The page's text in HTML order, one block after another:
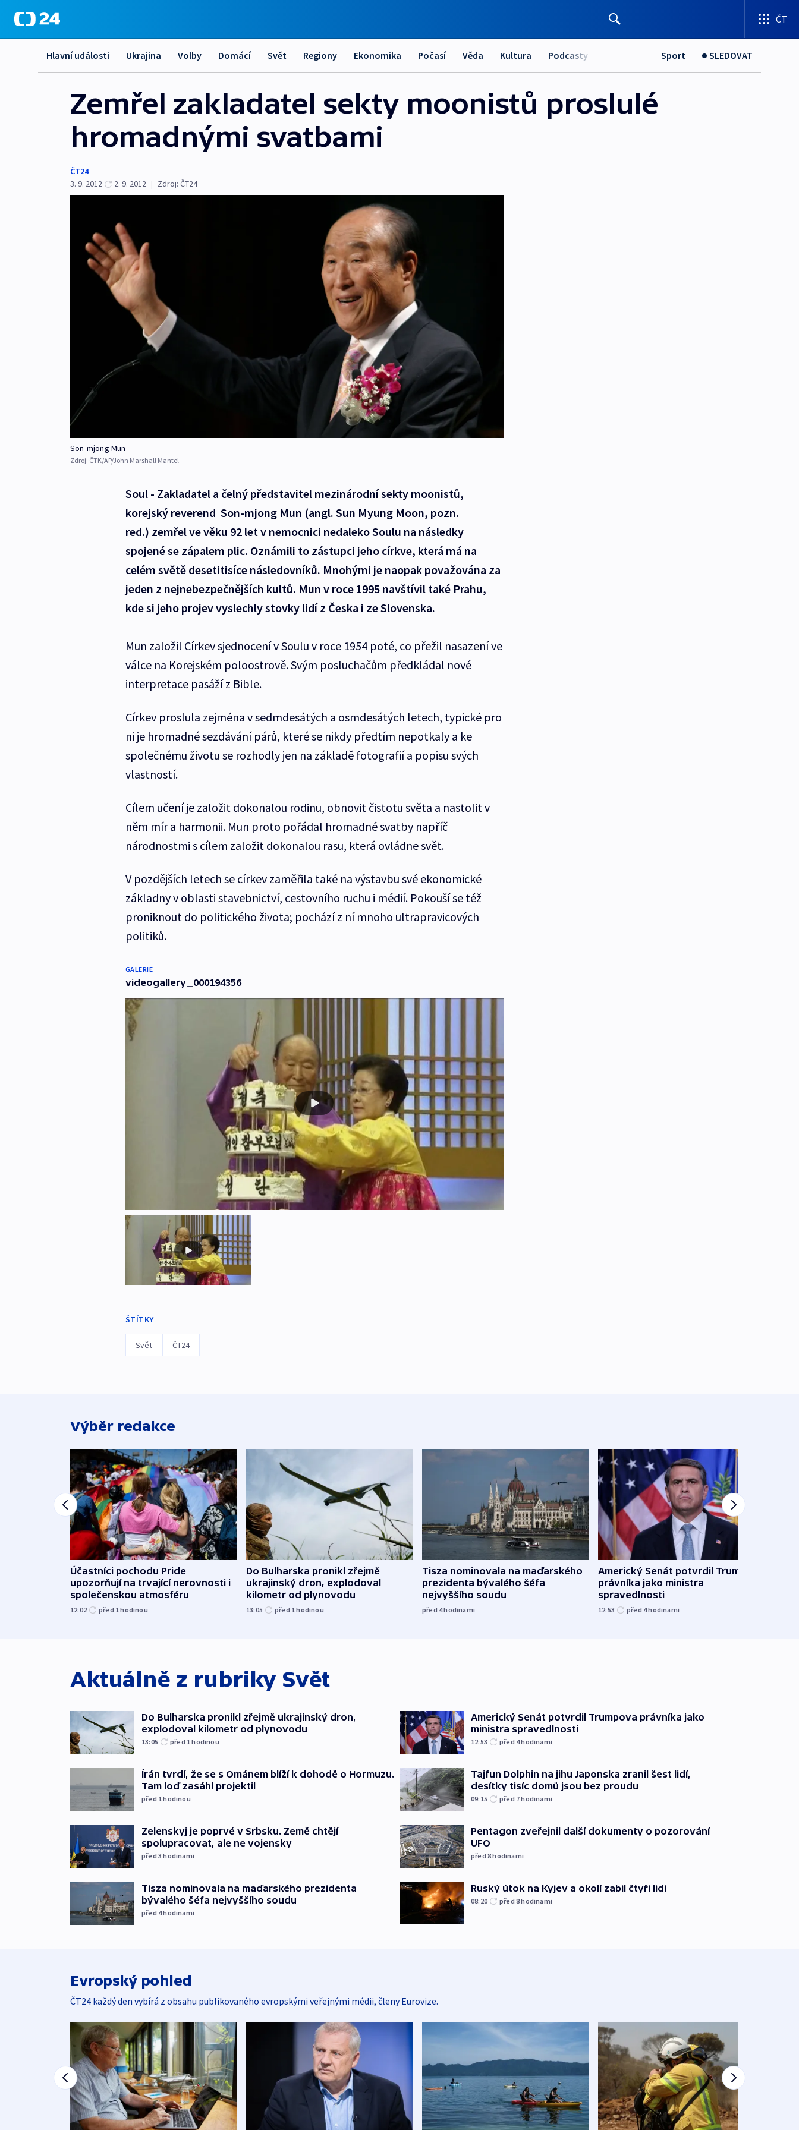
ČT
Hlavní události Ukrajina Volby Domácí Svět Regiony Ekonomika Počasí Věda Kultura Podcasty Sport SLEDOVAT
Zemřel zakladatel sekty moonistů proslulé
hromadnými svatbami
ČT24
3. 9. 2012
2. 9. 2012 | Zdroj: ČT24
Son-mjong Mun
Zdroj: ČTK/AP/John Marshall Mantel
Soul - Zakladatel a čelný představitel mezinárodní sekty moonistů,
korejský reverend Son-mjong Mun (angl. Sun Myung Moon, pozn.
red.) zemřel ve věku 92 let v nemocnici nedaleko Soulu na následky
spojené se zápalem plic. Oznámili to zástupci jeho církve, která má na
celém světě desetitisíce následovníků. Mnohými je naopak považována za
jeden z nejnebezpečnějších kultů. Mun v roce 1995 navštívil také Prahu,
kde si jeho projev vyslechly stovky lidí z Česka i ze Slovenska.
Mun založil Církev sjednocení v Soulu v roce 1954 poté, co přežil nasazení ve
válce na Korejském poloostrově. Svým posluchačům předkládal nové
interpretace pasáží z Bible.
Církev proslula zejména v sedmdesátých a osmdesátých letech, typické pro
ni je hromadné sezdávání párů, které se nikdy předtím nepotkaly a ke
společnému životu se rozhodly jen na základě fotografií a popisu svých
vlastností.
Cílem učení je založit dokonalou rodinu, obnovit čistotu světa a nastolit v
něm mír a harmonii. Mun proto pořádal hromadné svatby napříč
národnostmi s cílem založit dokonalou rasu, která ovládne svět.
V pozdějších letech se církev zaměřila také na výstavbu své ekonomické
základny v oblasti stavebnictví, cestovního ruchu i médií. Pokouší se též
proniknout do politického života; pochází z ní mnoho ultrapravicových
politiků.
GALERIE
videogallery_000194356
ŠTÍTKY
Svět ČT24
Výběr redakce
Účastníci pochodu Pride
upozorňují na trvající nerovnosti i
společenskou atmosféru
12:02 před 1hodinou
Do Bulharska pronikl zřejmě
ukrajinský dron, explodoval
kilometr od plynovodu
13:05 před 1hodinou
Tisza nominovala na maďarského
prezidenta bývalého šéfa
nejvyššího soudu
před 4hodinami
Americký Senát potvrdil Trumpova
právníka jako ministra
spravedlnosti
12:53 před 4hodinami
Aktuálně z rubriky Svět
Do Bulharska pronikl zřejmě ukrajinský dron,
explodoval kilometr od plynovodu
13:05 před 1hodinou
Írán tvrdí, že se s Ománem blíží k dohodě o Hormuzu.
Tam loď zasáhl projektil
před 1hodinou
Zelenskyj je poprvé v Srbsku. Země chtějí
spolupracovat, ale ne vojensky
před 3hodinami
Tisza nominovala na maďarského prezidenta
bývalého šéfa nejvyššího soudu
před 4hodinami
Americký Senát potvrdil Trumpova právníka jako
ministra spravedlnosti
12:53 před 4hodinami
Tajfun Dolphin na jihu Japonska zranil šest lidí,
desítky tisíc domů jsou bez proudu
09:15 před 7hodinami
Pentagon zveřejnil další dokumenty o pozorování
UFO
před 8hodinami
Ruský útok na Kyjev a okolí zabil čtyři lidi
08:20 před 8hodinami
Evropský pohled
ČT24 každý den vybírá z obsahu publikovaného evropskými veřejnými médii, členy Eurovize.